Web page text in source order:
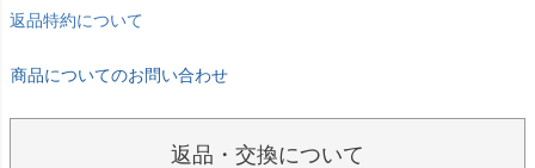
返品特約について
商品についてのお問い合わせ
返品・交換について